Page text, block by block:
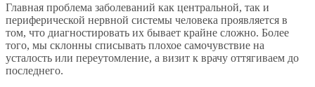
Главная проблема заболеваний как центральной, так и
периферической нервной системы человека проявляется в
том, что диагностировать их бывает крайне сложно. Более
того, мы склонны списывать плохое самочувствие на
усталость или переутомление, а визит к врачу оттягиваем до
последнего.